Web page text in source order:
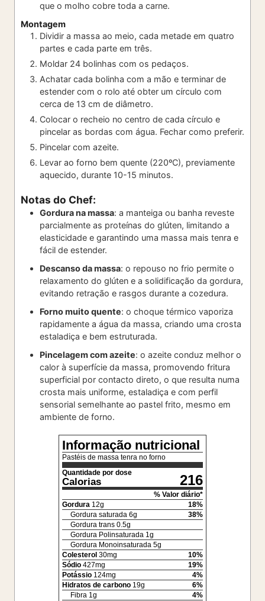
que o molho cobre toda a carne.
Montagem
Dividir a massa ao meio, cada metade em quatro
partes e cada parte em três.
Moldar 24 bolinhas com os pedaços.
Achatar cada bolinha com a mão e terminar de
estender com o rolo até obter um círculo com
cerca de 13 cm de diâmetro.
Colocar o recheio no centro de cada círculo e
pincelar as bordas com água. Fechar como preferir.
Pincelar com azeite.
Levar ao forno bem quente (220ºC), previamente
aquecido, durante 10-15 minutos.
Notas do Chef:
Gordura na massa: a manteiga ou banha reveste
parcialmente as proteínas do glúten, limitando a
elasticidade e garantindo uma massa mais tenra e
fácil de estender.
Descanso da massa: o repouso no frio permite o
relaxamento do glúten e a solidificação da gordura,
evitando retração e rasgos durante a cozedura.
Forno muito quente: o choque térmico vaporiza
rapidamente a água da massa, criando uma crosta
estaladiça e bem estruturada.
Pincelagem com azeite: o azeite conduz melhor o
calor à superfície da massa, promovendo fritura
superficial por contacto direto, o que resulta numa
crosta mais uniforme, estaladiça e com perfil
sensorial semelhante ao pastel frito, mesmo em
ambiente de forno.
Informação nutricional
Pastéis de massa tenra no forno
Quantidade por dose
Calorias 216
% Valor diário*
Gordura 12g 18%
Gordura saturada 6g 38%
Gordura trans 0.5g
Gordura Polinsaturada 1 g
Gordura Monoinsaturada 5g
Colesterol 30mg 10%
Sódio 427mg 19%
Potássio 124mg 4%
Hidratos de carbono 19g 6%
Fibra 1 g 4%